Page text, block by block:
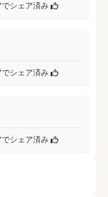
シェア済み
シェア済み
シェア済み